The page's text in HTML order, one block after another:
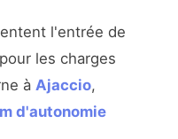
l'entrée de
les charges
à Ajaccio,
d'autonomie